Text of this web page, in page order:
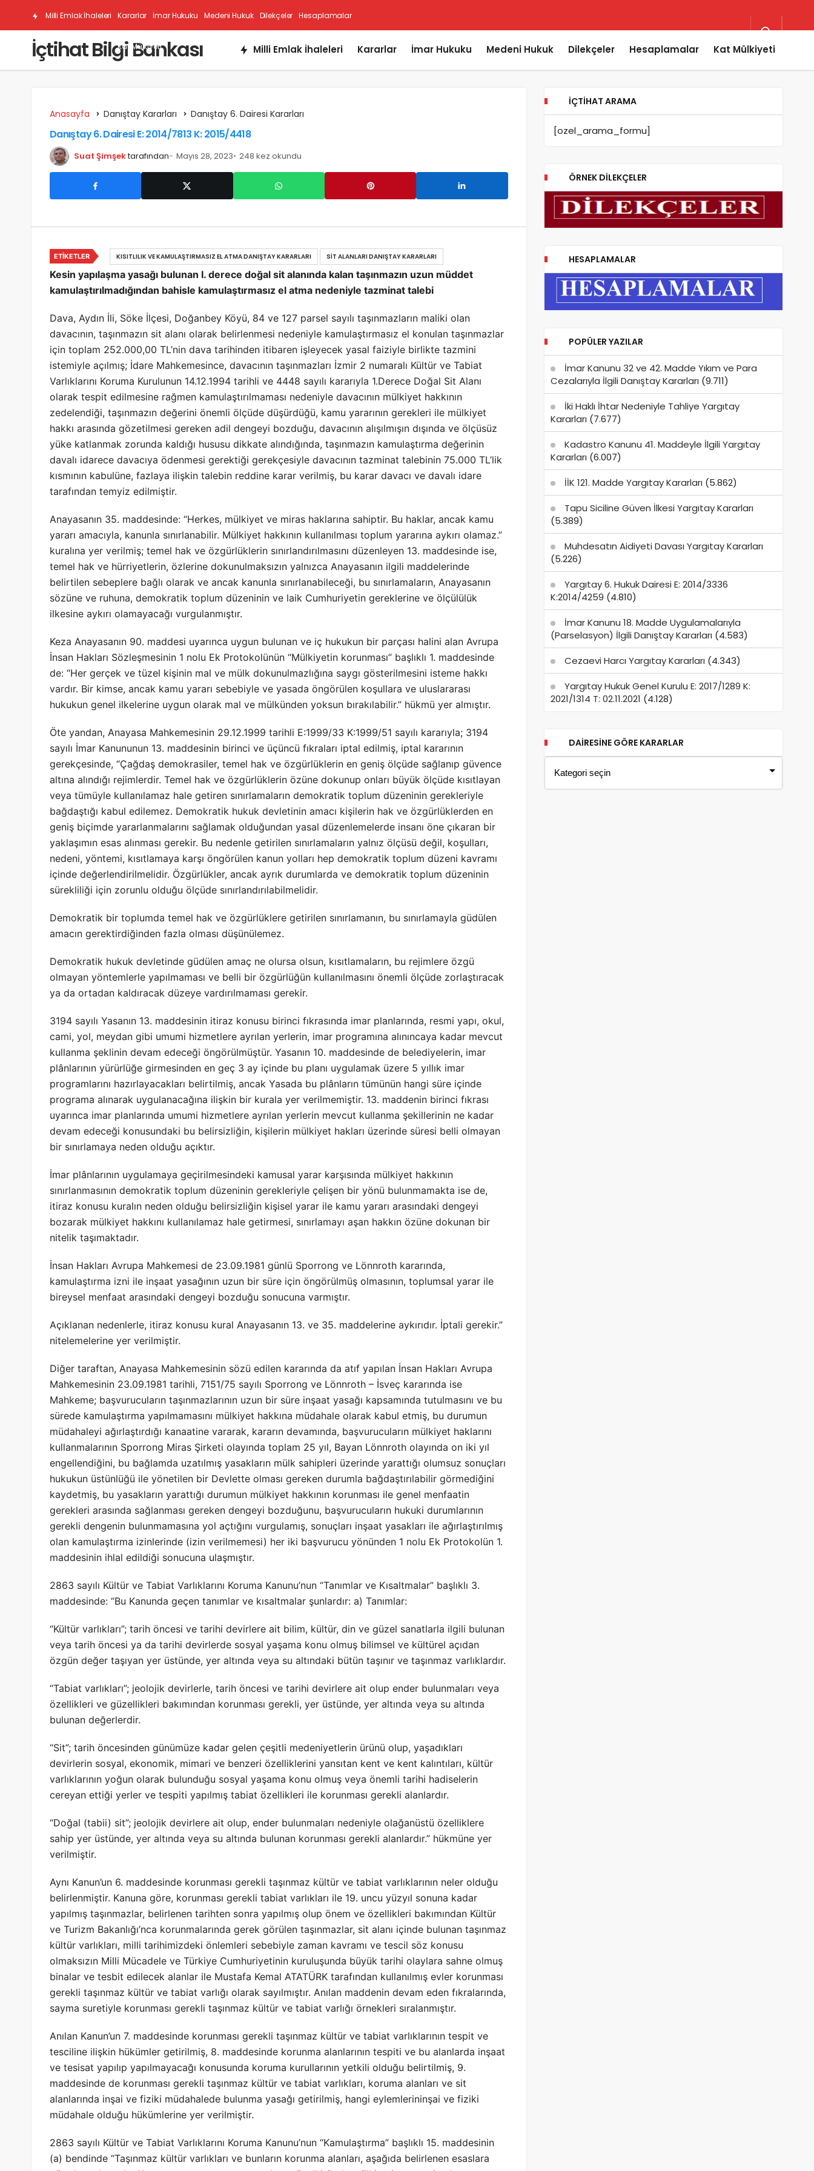
Milli Emlak İhaleleri Kararlar İmar Hukuku Medeni Hukuk Dilekçeler Hesaplamalar
Kat Mülkiyeti
İçtihat Bilgi Bankası Milli Emlak İhaleleri Kararlar İmar Hukuku Medeni Hukuk Dilekçeler Hesaplamalar Kat Mülkiyeti
Anasayfa Danıştay Kararları Danıştay 6. Dairesi Kararları
Danıştay 6. Dairesi E: 2014/7813 K: 2015/4418
Suat Şimşektarafından Mayıs 28, 2023 248 kez okundu
Kesin yapılaşma yasağı bulunan I. derece doğal sit alanında kalan taşınmazın uzun müddet
kamulaştırılmadığından bahisle kamulaştırmasız el atma nedeniyle tazminat talebi
Dava, Aydın İli, Söke İlçesi, Doğanbey Köyü, 84 ve 127 parsel sayılı taşınmazların maliki olan
davacının, taşınmazın sit alanı olarak belirlenmesi nedeniyle kamulaştırmasız el konulan taşınmazlar
için toplam 252.000,00 TL’nin dava tarihinden itibaren işleyecek yasal faiziyle birlikte tazmini
istemiyle açılmış; İdare Mahkemesince, davacının taşınmazları İzmir 2 numaralı Kültür ve Tabiat
Varlıklarını Koruma Kurulunun 14.12.1994 tarihli ve 4448 sayılı kararıyla 1.Derece Doğal Sit Alanı
olarak tespit edilmesine rağmen kamulaştırılmaması nedeniyle davacının mülkiyet hakkının
zedelendiği, taşınmazın değerini önemli ölçüde düşürdüğü, kamu yararının gerekleri ile mülkiyet
hakkı arasında gözetilmesi gereken adil dengeyi bozduğu, davacının alışılmışın dışında ve ölçüsüz
yüke katlanmak zorunda kaldığı hususu dikkate alındığında, taşınmazın kamulaştırma değerinin
davalı idarece davacıya ödenmesi gerektiği gerekçesiyle davacının tazminat talebinin 75.000 TL’lik
kısmının kabulüne, fazlaya ilişkin talebin reddine karar verilmiş, bu karar davacı ve davalı idare
tarafından temyiz edilmiştir.
Anayasanın 35. maddesinde: “Herkes, mülkiyet ve miras haklarına sahiptir. Bu haklar, ancak kamu
yararı amacıyla, kanunla sınırlanabilir. Mülkiyet hakkının kullanılması toplum yararına aykırı olamaz.”
kuralına yer verilmiş; temel hak ve özgürlüklerin sınırlandırılmasını düzenleyen 13. maddesinde ise,
temel hak ve hürriyetlerin, özlerine dokunulmaksızın yalnızca Anayasanın ilgili maddelerinde
belirtilen sebeplere bağlı olarak ve ancak kanunla sınırlanabileceği, bu sınırlamaların, Anayasanın
sözüne ve ruhuna, demokratik toplum düzeninin ve laik Cumhuriyetin gereklerine ve ölçülülük
ilkesine aykırı olamayacağı vurgulanmıştır.
Keza Anayasanın 90. maddesi uyarınca uygun bulunan ve iç hukukun bir parçası halini alan Avrupa
İnsan Hakları Sözleşmesinin 1 nolu Ek Protokolünün “Mülkiyetin korunması” başlıklı 1. maddesinde
de: “Her gerçek ve tüzel kişinin mal ve mülk dokunulmazlığına saygı gösterilmesini isteme hakkı
vardır. Bir kimse, ancak kamu yararı sebebiyle ve yasada öngörülen koşullara ve uluslararası
hukukun genel ilkelerine uygun olarak mal ve mülkünden yoksun bırakılabilir.” hükmü yer almıştır.
Öte yandan, Anayasa Mahkemesinin 29.12.1999 tarihli E:1999/33 K:1999/51 sayılı kararıyla; 3194
sayılı İmar Kanununun 13. maddesinin birinci ve üçüncü fıkraları iptal edilmiş, iptal kararının
gerekçesinde, “Çağdaş demokrasiler, temel hak ve özgürlüklerin en geniş ölçüde sağlanıp güvence
altına alındığı rejimlerdir. Temel hak ve özgürlüklerin özüne dokunup onları büyük ölçüde kısıtlayan
veya tümüyle kullanılamaz hale getiren sınırlamaların demokratik toplum düzeninin gerekleriyle
bağdaştığı kabul edilemez. Demokratik hukuk devletinin amacı kişilerin hak ve özgürlüklerden en
geniş biçimde yararlanmalarını sağlamak olduğundan yasal düzenlemelerde insanı öne çıkaran bir
yaklaşımın esas alınması gerekir. Bu nedenle getirilen sınırlamaların yalnız ölçüsü değil, koşulları,
nedeni, yöntemi, kısıtlamaya karşı öngörülen kanun yolları hep demokratik toplum düzeni kavramı
içinde değerlendirilmelidir. Özgürlükler, ancak ayrık durumlarda ve demokratik toplum düzeninin
sürekliliği için zorunlu olduğu ölçüde sınırlandırılabilmelidir.
Demokratik bir toplumda temel hak ve özgürlüklere getirilen sınırlamanın, bu sınırlamayla güdülen
amacın gerektirdiğinden fazla olması düşünülemez.
Demokratik hukuk devletinde güdülen amaç ne olursa olsun, kısıtlamaların, bu rejimlere özgü
olmayan yöntemlerle yapılmaması ve belli bir özgürlüğün kullanılmasını önemli ölçüde zorlaştıracak
ya da ortadan kaldıracak düzeye vardırılmaması gerekir.
3194 sayılı Yasanın 13. maddesinin itiraz konusu birinci fıkrasında imar planlarında, resmi yapı, okul,
cami, yol, meydan gibi umumi hizmetlere ayrılan yerlerin, imar programına alınıncaya kadar mevcut
kullanma şeklinin devam edeceği öngörülmüştür. Yasanın 10. maddesinde de belediyelerin, imar
plânlarının yürürlüğe girmesinden en geç 3 ay içinde bu planı uygulamak üzere 5 yıllık imar
programlarını hazırlayacakları belirtilmiş, ancak Yasada bu plânların tümünün hangi süre içinde
programa alınarak uygulanacağına ilişkin bir kurala yer verilmemiştir. 13. maddenin birinci fıkrası
uyarınca imar planlarında umumi hizmetlere ayrılan yerlerin mevcut kullanma şekillerinin ne kadar
devam edeceği konusundaki bu belirsizliğin, kişilerin mülkiyet hakları üzerinde süresi belli olmayan
bir sınırlamaya neden olduğu açıktır.
İmar plânlarının uygulamaya geçirilmesindeki kamusal yarar karşısında mülkiyet hakkının
sınırlanmasının demokratik toplum düzeninin gerekleriyle çelişen bir yönü bulunmamakta ise de,
itiraz konusu kuralın neden olduğu belirsizliğin kişisel yarar ile kamu yararı arasındaki dengeyi
bozarak mülkiyet hakkını kullanılamaz hale getirmesi, sınırlamayı aşan hakkın özüne dokunan bir
nitelik taşımaktadır.
İnsan Hakları Avrupa Mahkemesi de 23.09.1981 günlü Sporrong ve Lönnroth kararında,
kamulaştırma izni ile inşaat yasağının uzun bir süre için öngörülmüş olmasının, toplumsal yarar ile
bireysel menfaat arasındaki dengeyi bozduğu sonucuna varmıştır.
Açıklanan nedenlerle, itiraz konusu kural Anayasanın 13. ve 35. maddelerine aykırıdır. İptali gerekir.”
nitelemelerine yer verilmiştir.
Diğer taraftan, Anayasa Mahkemesinin sözü edilen kararında da atıf yapılan İnsan Hakları Avrupa
Mahkemesinin 23.09.1981 tarihli, 7151/75 sayılı Sporrong ve Lönnroth – İsveç kararında ise
Mahkeme; başvurucuların taşınmazlarının uzun bir süre inşaat yasağı kapsamında tutulmasını ve bu
sürede kamulaştırma yapılmamasını mülkiyet hakkına müdahale olarak kabul etmiş, bu durumun
müdahaleyi ağırlaştırdığı kanaatine vararak, kararın devamında, başvurucuların mülkiyet haklarını
kullanmalarının Sporrong Miras Şirketi olayında toplam 25 yıl, Bayan Lönnroth olayında on iki yıl
engellendiğini, bu bağlamda uzatılmış yasakların mülk sahipleri üzerinde yarattığı olumsuz sonuçları
hukukun üstünlüğü ile yönetilen bir Devlette olması gereken durumla bağdaştırılabilir görmediğini
kaydetmiş, bu yasakların yarattığı durumun mülkiyet hakkının korunması ile genel menfaatin
gerekleri arasında sağlanması gereken dengeyi bozduğunu, başvurucuların hukuki durumlarının
gerekli dengenin bulunmamasına yol açtığını vurgulamış, sonuçları inşaat yasakları ile ağırlaştırılmış
olan kamulaştırma izinlerinde (izin verilmemesi) her iki başvurucu yönünden 1 nolu Ek Protokolün 1.
maddesinin ihlal edildiği sonucuna ulaşmıştır.
2863 sayılı Kültür ve Tabiat Varlıklarını Koruma Kanunu’nun “Tanımlar ve Kısaltmalar” başlıklı 3.
maddesinde: “Bu Kanunda geçen tanımlar ve kısaltmalar şunlardır: a) Tanımlar:
“Kültür varlıkları”; tarih öncesi ve tarihi devirlere ait bilim, kültür, din ve güzel sanatlarla ilgili bulunan
veya tarih öncesi ya da tarihi devirlerde sosyal yaşama konu olmuş bilimsel ve kültürel açıdan
özgün değer taşıyan yer üstünde, yer altında veya su altındaki bütün taşınır ve taşınmaz varlıklardır.
“Tabiat varlıkları”; jeolojik devirlerle, tarih öncesi ve tarihi devirlere ait olup ender bulunmaları veya
özellikleri ve güzellikleri bakımından korunması gerekli, yer üstünde, yer altında veya su altında
bulunan değerlerdir.
“Sit”; tarih öncesinden günümüze kadar gelen çeşitli medeniyetlerin ürünü olup, yaşadıkları
devirlerin sosyal, ekonomik, mimari ve benzeri özelliklerini yansıtan kent ve kent kalıntıları, kültür
varlıklarının yoğun olarak bulunduğu sosyal yaşama konu olmuş veya önemli tarihi hadiselerin
cereyan ettiği yerler ve tespiti yapılmış tabiat özellikleri ile korunması gerekli alanlardır.
“Doğal (tabii) sit”; jeolojik devirlere ait olup, ender bulunmaları nedeniyle olağanüstü özelliklere
sahip yer üstünde, yer altında veya su altında bulunan korunması gerekli alanlardır.” hükmüne yer
verilmiştir.
Aynı Kanun’un 6. maddesinde korunması gerekli taşınmaz kültür ve tabiat varlıklarının neler olduğu
belirlenmiştir. Kanuna göre, korunması gerekli tabiat varlıkları ile 19. uncu yüzyıl sonuna kadar
yapılmış taşınmazlar, belirlenen tarihten sonra yapılmış olup önem ve özellikleri bakımından Kültür
ve Turizm Bakanlığı’nca korunmalarında gerek görülen taşınmazlar, sit alanı içinde bulunan taşınmaz
kültür varlıkları, milli tarihimizdeki önlemleri sebebiyle zaman kavramı ve tescil söz konusu
olmaksızın Milli Mücadele ve Türkiye Cumhuriyetinin kuruluşunda büyük tarihi olaylara sahne olmuş
binalar ve tesbit edilecek alanlar ile Mustafa Kemal ATATÜRK tarafından kullanılmış evler korunması
gerekli taşınmaz kültür ve tabiat varlığı olarak sayılmıştır. Anılan maddenin devam eden fıkralarında,
sayma suretiyle korunması gerekli taşınmaz kültür ve tabiat varlığı örnekleri sıralanmıştır.
Anılan Kanun’un 7. maddesinde korunması gerekli taşınmaz kültür ve tabiat varlıklarının tespit ve
tesciline ilişkin hükümler getirilmiş, 8. maddesinde korunma alanlarının tespiti ve bu alanlarda inşaat
ve tesisat yapılıp yapılmayacağı konusunda koruma kurullarının yetkili olduğu belirtilmiş, 9.
maddesinde de korunması gerekli taşınmaz kültür ve tabiat varlıkları, koruma alanları ve sit
alanlarında inşai ve fiziki müdahalede bulunma yasağı getirilmiş, hangi eylemlerininşai ve fiziki
müdahale olduğu hükümlerine yer verilmiştir.
2863 sayılı Kültür ve Tabiat Varlıklarını Koruma Kanunu’nun “Kamulaştırma” başlıklı 15. maddesinin
(a) bendinde “Taşınmaz kültür varlıkları ve bunların korunma alanları, aşağıda belirlenen esaslara
ETIKETLER KISITLILIK VE KAMULAŞTIRMASIZ EL ATMA DANIŞTAY KARARLARI SIT ALANLARI DANIŞTAY KARARLARI
İÇTIHAT ARAMA
[ozel_arama_formu]
ÖRNEK DILEKÇELER
HESAPLAMALAR
POPÜLER YAZILAR
İmar Kanunu 32 ve 42. Madde Yıkım ve Para
Cezalarıyla İlgili Danıştay Kararları (9.711)
İki Haklı İhtar Nedeniyle Tahliye Yargıtay
Kararları (7.677)
Kadastro Kanunu 41. Maddeyle İlgili Yargıtay
Kararları (6.007)
İİK 121. Madde Yargıtay Kararları (5.862)
Tapu Siciline Güven İlkesi Yargıtay Kararları
(5.389)
Muhdesatın Aidiyeti Davası Yargıtay Kararları
(5.226)
Yargıtay 6. Hukuk Dairesi E: 2014/3336
K:2014/4259 (4.810)
İmar Kanunu 18. Madde Uygulamalarıyla
(Parselasyon) İlgili Danıştay Kararları (4.583)
Cezaevi Harcı Yargıtay Kararları (4.343)
Yargıtay Hukuk Genel Kurulu E: 2017/1289 K:
2021/1314 T: 02.11.2021 (4.128)
DAIRESINE GÖRE KARARLAR